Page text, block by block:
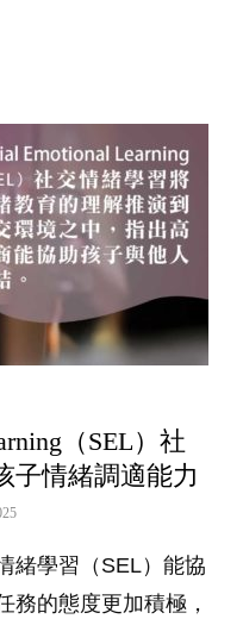
（SEL）社
子情緒調適能力
緒學習（SEL）能協
務的態度更加積極，